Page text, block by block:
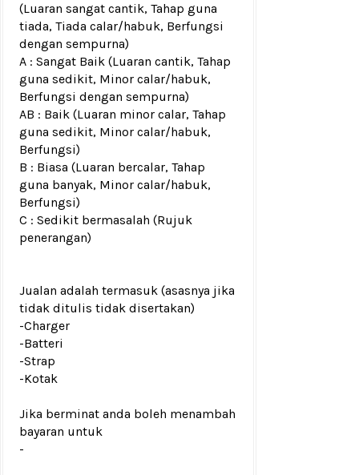
(Luaran sangat cantik, Tahap guna
tiada, Tiada calar/habuk, Berfungsi
dengan sempurna)
A : Sangat Baik (Luaran cantik, Tahap
guna sedikit, Minor calar/habuk,
Berfungsi dengan sempurna)
AB : Baik (Luaran minor calar, Tahap
guna sedikit, Minor calar/habuk,
Berfungsi)
B : Biasa (Luaran bercalar, Tahap
guna banyak, Minor calar/habuk,
Berfungsi)
C : Sedikit bermasalah (Rujuk
penerangan)
Jualan adalah termasuk (asasnya jika
tidak ditulis tidak disertakan)
-Charger
-Batteri
-Strap
-Kotak
Jika berminat anda boleh menambah
bayaran untuk
-